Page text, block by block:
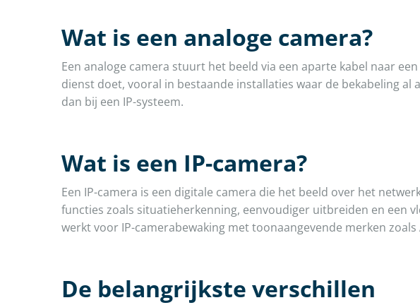
Wat is een analoge camera?
Een analoge camera stuurt het beeld via een aparte kabel naar
dienst doet, vooral in bestaande installaties waar de bekabeling
dan bij een IP-systeem.
Wat is een IP-camera?
Een IP-camera is een digitale camera die het beeld over het
functies zoals situatieherkenning, eenvoudiger uitbreiden en een
werkt voor IP-camerabewaking met toonaangevende merken zoals
De belangrijkste verschillen